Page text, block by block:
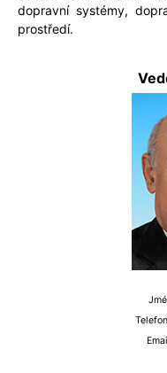
dopravní systémy,
prostředí.